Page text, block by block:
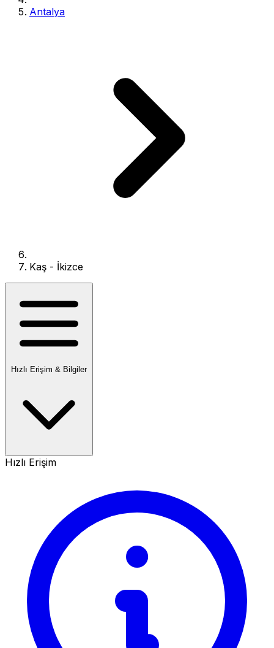
Antalya
Kaş - İkizce
Hızlı Erişim & Bilgiler
Hızlı Erişim